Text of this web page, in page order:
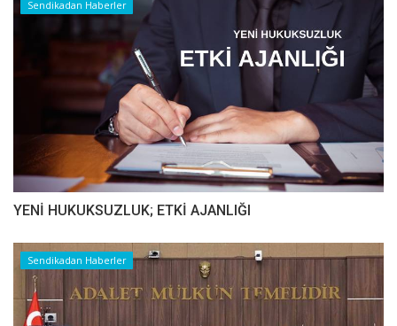
Sendikadan Haberler
YENİ HUKUKSUZLUK; ETKİ AJANLIĞI
Sendikadan Haberler